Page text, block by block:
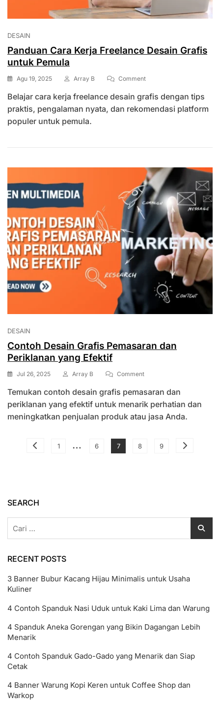
DESAIN
Panduan Cara Kerja Freelance Desain Grafis
untuk Pemula
Agu 19, 2025 Array B CommentOn
Cara
Kerja
Belajar cara kerja freelance desain grafis dengan tips
praktis, pengalaman nyata, dan rekomendasi platform
populer untuk pemula.
DESAIN
Contoh Desain Grafis Pemasaran dan
Periklanan yang Efektif
Jul 26, 2025 Array B CommentOn
Desain
Grafis
Pemasaran
Dan
Efektif
Temukan contoh desain grafis pemasaran dan
periklanan yang efektif untuk menarik perhatian dan
meningkatkan penjualan produk atau jasa Anda.
Paginasi
Page
1 … Page
6 Page
7 Page
8 Page
9
SEARCH
RECENT POSTS
3 Banner Bubur Kacang Hijau Minimalis untuk Usaha
Kuliner
4 Contoh Spanduk Nasi Uduk untuk Kaki Lima dan Warung
4 Spanduk Aneka Gorengan yang Bikin Dagangan Lebih
Menarik
4 Contoh Spanduk Gado-Gado yang Menarik dan Siap
Cetak
4 Banner Warung Kopi Keren untuk Coffee Shop dan
Warkop